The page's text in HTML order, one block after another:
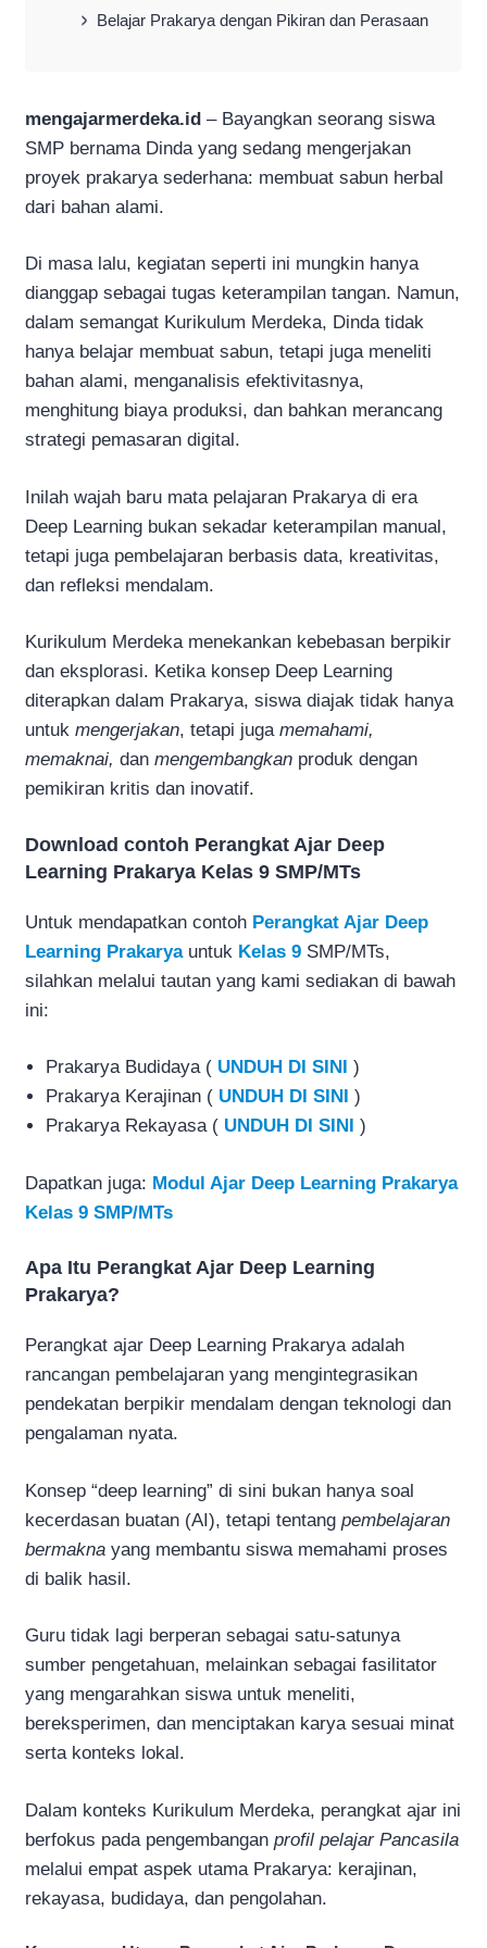
Belajar Prakarya dengan Pikiran dan Perasaan
mengajarmerdeka.id – Bayangkan seorang siswa
SMP bernama Dinda yang sedang mengerjakan
proyek prakarya sederhana: membuat sabun herbal
dari bahan alami.
Di masa lalu, kegiatan seperti ini mungkin hanya
dianggap sebagai tugas keterampilan tangan. Namun,
dalam semangat Kurikulum Merdeka, Dinda tidak
hanya belajar membuat sabun, tetapi juga meneliti
bahan alami, menganalisis efektivitasnya,
menghitung biaya produksi, dan bahkan merancang
strategi pemasaran digital.
Inilah wajah baru mata pelajaran Prakarya di era
Deep Learning bukan sekadar keterampilan manual,
tetapi juga pembelajaran berbasis data, kreativitas,
dan refleksi mendalam.
Kurikulum Merdeka menekankan kebebasan berpikir
dan eksplorasi. Ketika konsep Deep Learning
diterapkan dalam Prakarya, siswa diajak tidak hanya
untuk mengerjakan, tetapi juga memahami,
memaknai, dan mengembangkan produk dengan
pemikiran kritis dan inovatif.
Download contoh Perangkat Ajar Deep
Learning Prakarya Kelas 9 SMP/MTs
Untuk mendapatkan contoh Perangkat Ajar Deep
Learning Prakaryauntuk Kelas 9 SMP/MTs,
silahkan melalui tautan yang kami sediakan di bawah
ini:
Prakarya Budidaya ( UNDUH DI SINI
)
Prakarya Kerajinan ( UNDUH DI SINI
)
Prakarya Rekayasa ( UNDUH DI SINI )
Dapatkan juga: Modul Ajar Deep Learning Prakarya
Kelas 9 SMP/MTs
Apa Itu Perangkat Ajar Deep Learning
Prakarya?
Perangkat ajar Deep Learning Prakarya adalah
rancangan pembelajaran yang mengintegrasikan
pendekatan berpikir mendalam dengan teknologi dan
pengalaman nyata.
Konsep “deep learning” di sini bukan hanya soal
kecerdasan buatan (AI), tetapi tentang pembelajaran
bermakna yang membantu siswa memahami proses
di balik hasil.
Guru tidak lagi berperan sebagai satu-satunya
sumber pengetahuan, melainkan sebagai fasilitator
yang mengarahkan siswa untuk meneliti,
bereksperimen, dan menciptakan karya sesuai minat
serta konteks lokal.
Dalam konteks Kurikulum Merdeka, perangkat ajar ini
berfokus pada pengembangan profil pelajar Pancasila
melalui empat aspek utama Prakarya: kerajinan,
rekayasa, budidaya, dan pengolahan.